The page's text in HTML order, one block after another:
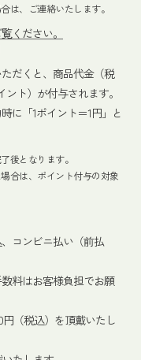
は、ご連絡いたします。
ください。
だくと、商品代金（税
ト）が付与されます。
に「1ポイント＝1円」と
後となります。
合は、ポイント付与の対象
コンビニ払い（前払
料はお客様負担でお願
（税込）を頂戴いたし